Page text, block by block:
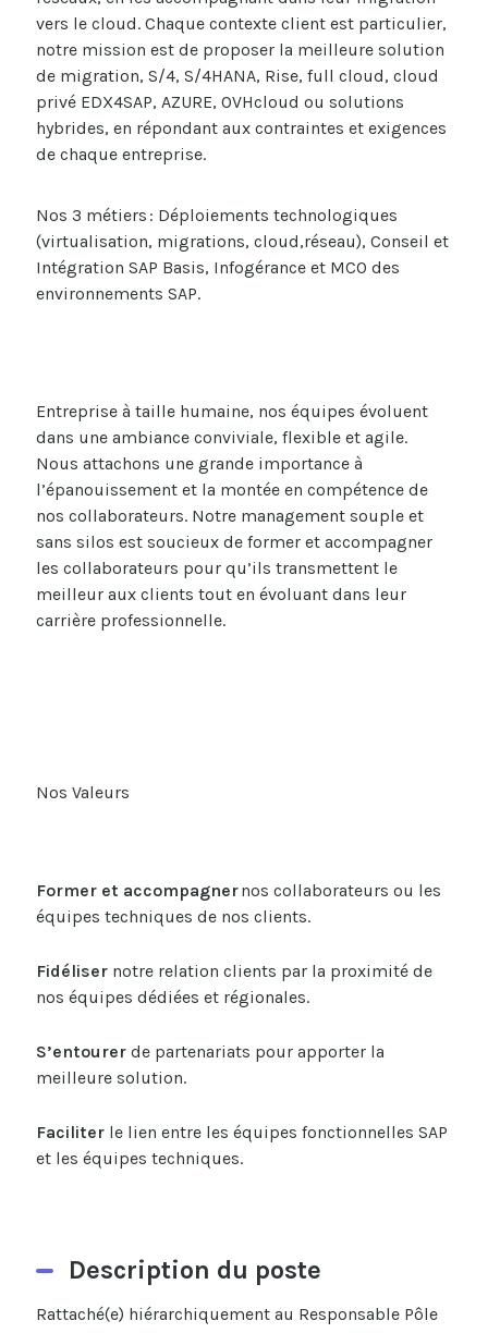
vers le cloud. Chaque contexte client est particulier,
notre mission est de proposer la meilleure solution
de migration, S/4, S/4HANA, Rise, full cloud, cloud
privé EDX4SAP, AZURE, OVHcloud ou solutions
hybrides, en répondant aux contraintes et exigences
de chaque entreprise.
Nos 3 métiers : Déploiements technologiques
(virtualisation, migrations, cloud,réseau), Conseil et
Intégration SAP Basis, Infogéranceet MCO des
environnements SAP.
Entreprise à taille humaine, nos équipes évoluent
dans une ambiance conviviale, flexible et agile.
Nous attachons une grande importance à
l’épanouissement et la montée en compétence de
nos collaborateurs. Notre management souple et
sans silos est soucieux de former et accompagner
les collaborateurs pour qu’ils transmettent le
meilleur aux clients tout en évoluant dans leur
carrière professionnelle.
Nos Valeurs
Former et accompagnernos collaborateurs ou les
équipes techniques de nos clients.
Fidélisernotre relation clients par la proximité de
nos équipes dédiées et régionales.
S’entourer de partenariats pour apporter la
meilleure solution.
Faciliterle lien entre les équipes fonctionnelles SAP
et les équipes techniques.
Description du poste
Rattaché(e) hiérarchiquement au Responsable Pôle